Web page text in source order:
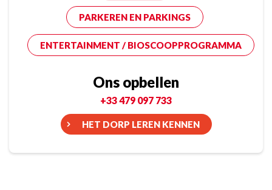
PARKEREN EN PARKINGS
ENTERTAINMENT / BIOSCOOPPROGRAMMA
Ons opbellen
+33 479 097 733
HET DORP LEREN KENNEN